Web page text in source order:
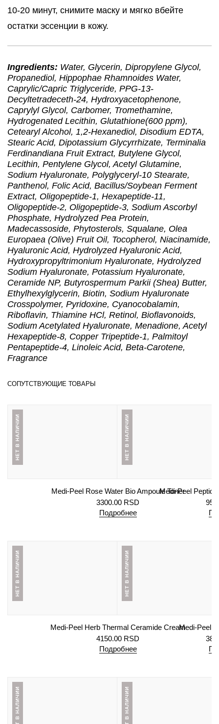
10-20 минут, снимите маску и мягко вбейте
остатки эссенции в кожу.
Ingredients: Water, Glycerin, Dipropylene Glycol,
Propanediol, Hippophae Rhamnoides Water,
Caprylic/Capric Triglyceride, PPG-13-
Decyltetradeceth-24, Hydroxyacetophenone,
Caprylyl Glycol, Carbomer, Tromethamine,
Hydrogenated Lecithin, Glutathione(600 ppm),
Cetearyl Alcohol, 1,2-Hexanediol, Disodium EDTA,
Stearic Acid, Dipotassium Glycyrrhizate, Terminalia
Ferdinandiana Fruit Extract, Butylene Glycol,
Lecithin, Pentylene Glycol, Acetyl Glutamine,
Sodium Hyaluronate, Polyglyceryl-10 Stearate,
Panthenol, Folic Acid, Bacillus/Soybean Ferment
Extract, Oligopeptide-1, Hexapeptide-11,
Oligopeptide-2, Oligopeptide-3, Sodium Ascorbyl
Phosphate, Hydrolyzed Pea Protein,
Madecassoside, Phytosterols, Squalane, Olea
Europaea (Olive) Fruit Oil, Tocopherol, Niacinamide,
Hyaluronic Acid, Hydrolyzed Hyaluronic Acid,
Hydroxypropyltrimonium Hyaluronate, Hydrolyzed
Sodium Hyaluronate, Potassium Hyaluronate,
Ceramide NP, Butyrospermum Parkii (Shea) Butter,
Ethylhexylglycerin, Biotin, Sodium Hyaluronate
Crosspolymer, Pyridoxine, Cyanocobalamin,
Riboflavin, Thiamine HCl, Retinol, Bioflavonoids,
Sodium Acetylated Hyaluronate, Menadione, Acetyl
Hexapeptide-8, Copper Tripeptide-1, Palmitoyl
Pentapeptide-4, Linoleic Acid, Beta-Carotene,
Fragrance
СОПУТСТВУЮЩИЕ ТОВАРЫ
НЕТ В НАЛИЧИИ
Medi-Peel Rose Water Bio Ampoule Toner
3300.00 RSD
Подробнее
НЕТ В НАЛИЧИИ
Medi-Peel
НЕТ В НАЛИЧИИ
Medi-Peel Herb Thermal Ceramide Cream
4150.00 RSD
Подробнее
НЕТ В НАЛИЧИИ
Medi-Peel
НЕТ В НАЛИЧИИ НЕТ В НАЛИЧИИ